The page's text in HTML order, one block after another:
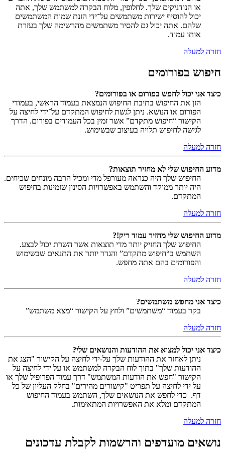
או הנודניקים שלך. לחלופין, מלוח הבקרה למשתמש שלך, אתה
יכול להוסיף ישירות משתמשים על־ידי הזנת שמות המשתמשים
שלהם. אתה יכול גם להסיר משתמשים מהרשימה שלך בעזרת
אותו עמוד.
חזרה למעלה
חיפוש בפורומים
כיצד אני יכול לחפש בפורום או בפורומים?
הזן את החיפוש בתיבת החיפוש הנמצאת בעמוד הראשי, בעמודי
הפורום או הנושא. ניתן לגשת לחיפוש המתקדם על־ידי לחיצה על
הקישור “חיפוש מתקדם” אשר זמין בכל העמודים בפורום. הדרך
לגישה לחיפוש תלויה בעיצוב שבשימוש.
חזרה למעלה
מדוע החיפוש שלי לא מחזיר תוצאות?
החיפוש שלך היה כנראה מעורפל מדי ומכיל הרבה מונחים שכיחים.
היה יותר ממוקד והשתמש באפשרויות הסינון שזמינות בחיפוש
המתקדם.
חזרה למעלה
מדוע החיפוש שלי מחזיר עמוד ריק!?
החיפוש שלך החזיק יותר מדי תוצאות אשר השרת יכול לבצע.
השתמש ב“חיפוש מתקדם” והגדר יותר את התנאים שבשימוש
והפורומים בהם אתה מחפש.
חזרה למעלה
כיצד אני מחפש משתמשים?
בקר בעמוד “משתמשים” ולחץ על הקישור “מצא משתמש”
חזרה למעלה
כיצד אני יכול למצוא את ההודעות והנושאים שלי?
ניתן לאחזר את ההודעות שלך על-ידי לחיצה על הקישור "הצג את
ההודעות שלך" בתוך לוח הבקרה למשתמש או על ידי לחיצה על
הקישור "חפש את הודעות המשתמש" דרך עמוד הפרופיל שלך או
על ידי לחיצה על תפריט "קישורים מהירים" בחלק העליון של כל
דף. כדי לחפש את הנושאים שלך, השתמש בעמוד החיפוש
המתקדם ומלא את האפשרויות המתאימות.
חזרה למעלה
נושאים מועדפים והרשמות לקבלת עדכונים